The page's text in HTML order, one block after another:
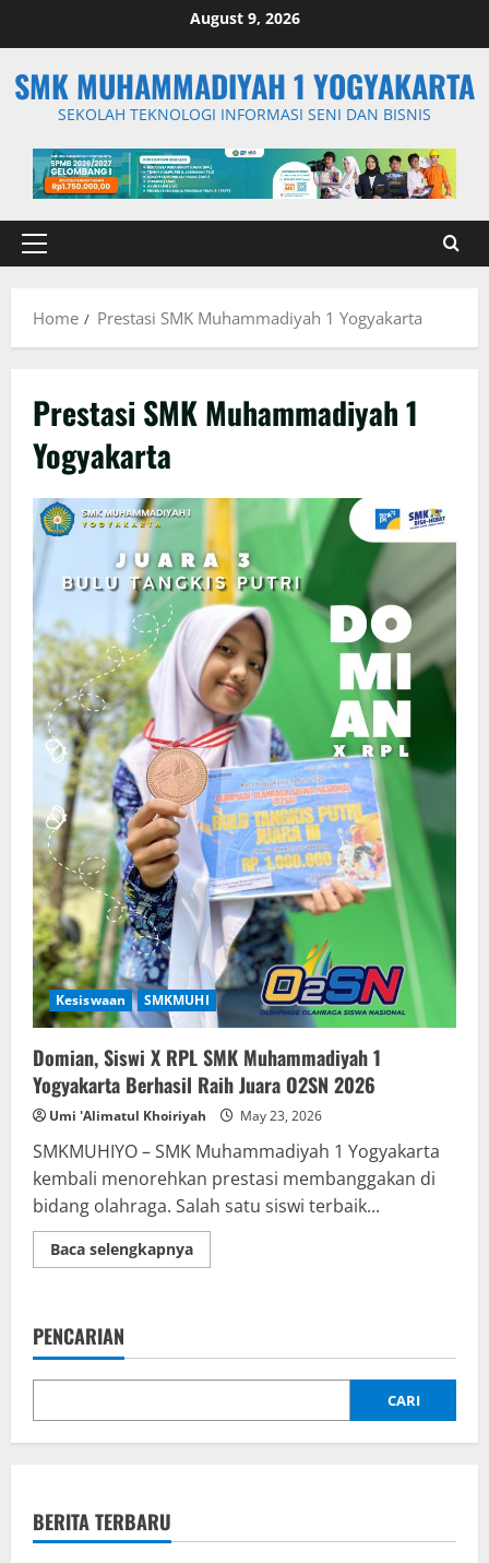
August 9, 2026
SMK MUHAMMADIYAH 1 YOGYAKARTA
SEKOLAH TEKNOLOGI INFORMASI SENI DAN BISNIS
Primary
Home
Prestasi SMK Muhammadiyah 1 Yogyakarta
Prestasi SMK Muhammadiyah 1
Yogyakarta
Kesiswaan SMKMUHI
Domian, Siswi X RPL SMK Muhammadiyah 1
Yogyakarta Berhasil Raih Juara O2SN 2026
Umi 'Alimatul Khoiriyah May 23, 2026
SMKMUHIYO – SMK Muhammadiyah 1 Yogyakarta
kembali menorehkan prestasi membanggakan di
bidang olahraga. Salah satu siswi terbaik...
Baca selengkapnyaRead
more
SMK
1
Berhasil
Juara
PENCARIAN
CARI
BERITA TERBARU